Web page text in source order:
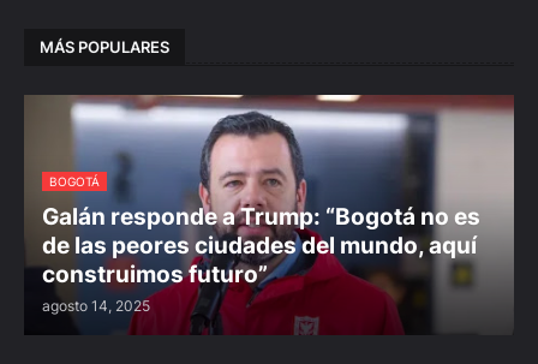
MÁS POPULARES
BOGOTÁ
Galán responde a Trump: “Bogotá no es
de las peores ciudades del mundo, aquí
construimos futuro”
agosto 14, 2025